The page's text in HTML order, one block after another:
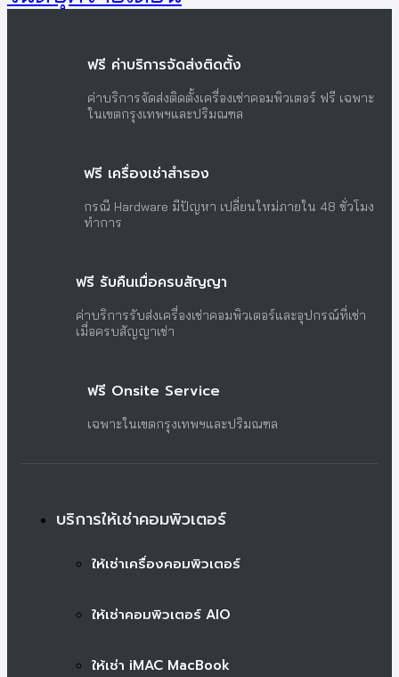
ฟรี ค่าบริการจัดส่งติดตั้ง
ค่าบริการจัดส่งติดตั้งเครื่องเช่าคอมพิวเตอร์ ฟรี เฉพาะ
ในเขตกรุงเทพฯและปริมณฑล
ฟรี เครื่องเช่าสำรอง
กรณี Hardware มีปัญหา เปลี่ยนใหม่ภายใน 48 ชั่วโมง
ทำการ
ฟรี รับคืนเมื่อครบสัญญา
ค่าบริการรับส่งเครื่องเช่าคอมพิวเตอร์และอุปกรณ์ที่เช่า
เมื่อครบสัญญาเช่า
ฟรี Onsite Service
เฉพาะในเขตกรุงเทพฯและปริมณฑล
บริการให้เช่าคอมพิวเตอร์
ให้เช่าเครื่องคอมพิวเตอร์
ให้เช่าคอมพิวเตอร์ AIO
ให้เช่า iMAC MacBook